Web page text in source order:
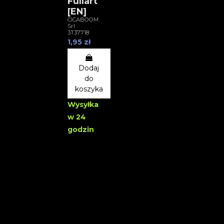
[EN]
CICABOOM
Srl
3T37718
1,95 zł
Dodaj
do
koszyka
Wysyłka
w 24
godzin